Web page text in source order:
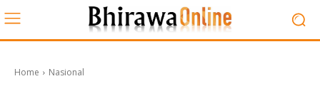
Home Nasional